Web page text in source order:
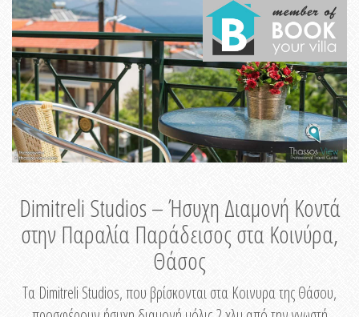
Dimitreli Studios – Ήσυχη Διαμονή Κοντά
στην Παραλία Παράδεισος στα Κοινύρα,
Θάσος
Τα Dimitreli Studios, που βρίσκονται στα Κοινυρα της Θάσου,